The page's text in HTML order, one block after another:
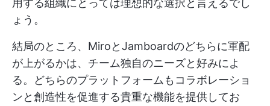
ょう。
結局のところ、MiroとJamboardのどちらに軍配
が上がるかは、チーム独自のニーズと好みによ
る。どちらのプラットフォームもコラボレーショ
ンと創造性を促進する貴重な機能を提供してお